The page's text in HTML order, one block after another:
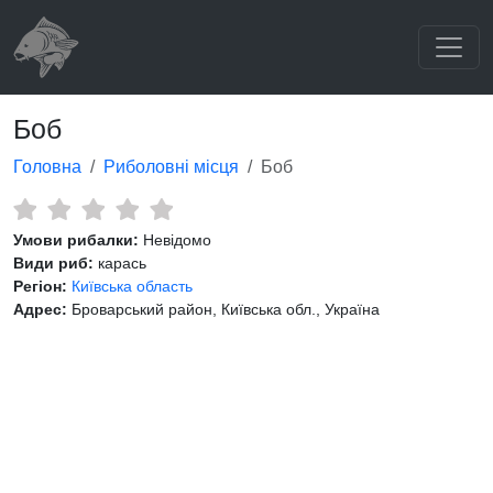
Боб
Головна Риболовні місця Боб
Умови рибалки: Невідомо
Види риб: карась
Регіон: Київська область
Адрес: Броварський район, Київська обл., Україна